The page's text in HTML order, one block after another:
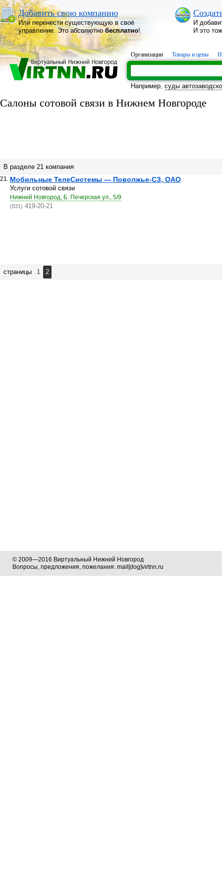
Добавить свою компанию
Или перенести существующую в своё
управление. Это абсолютнобесплатно!
И
И это
Организации Товары и цены
Например, суды
Салоны сотовой связи в Нижнем Новгороде
В разделе 21 компания
21. Мобильные ТелеСистемы — Поволжье-СЗ, ОАО
Услуги сотовой связи
Нижний Новгород, Б. Печерская ул., 5/9
(831) 419-20-21
страницы 1 2
© 2009—2016 Виртуальный Нижний Новгород
Вопросы, предложения, пожелания: mail[dog]virtnn.ru